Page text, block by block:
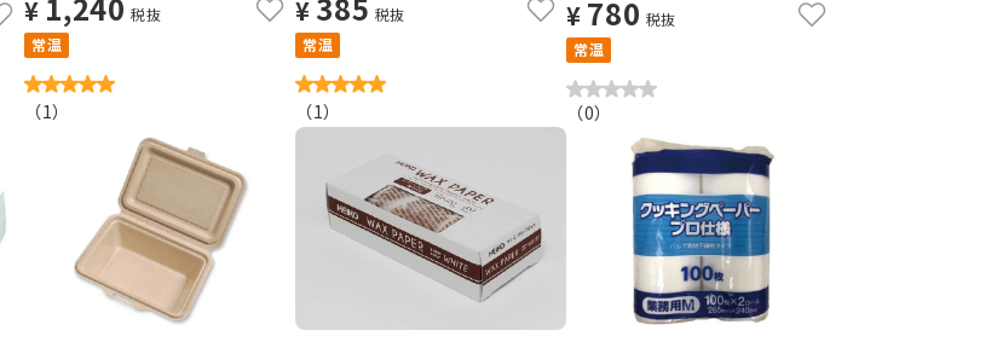
¥
税抜
常温
（1）
¥
税抜
常温
（1）
¥ 780 税抜
常温
（0）